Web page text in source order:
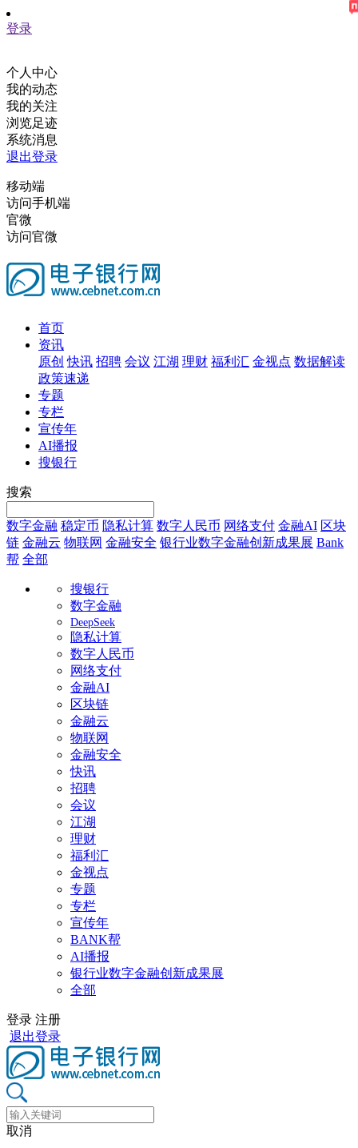
登录
个人中心
我的动态
我的关注
浏览足迹
系统消息
退出登录
移动端
访问手机端
官微
访问官微
首页
资讯
原创 快讯 招聘 会议 江湖 理财 福利汇 金视点 数据解读
政策速递
专题
专栏
宣传年
AI播报
搜银行
搜索
数字金融 稳定币 隐私计算 数字人民币 网络支付 金融AI 区块
链 金融云 物联网 金融安全 银行业数字金融创新成果展 Bank
帮 全部
搜银行
数字金融
DeepSeek
隐私计算
数字人民币
网络支付
金融AI
区块链
金融云
物联网
金融安全
快讯
招聘
会议
江湖
理财
福利汇
金视点
专题
专栏
宣传年
BANK帮
AI播报
银行业数字金融创新成果展
全部
登录 注册
退出登录
取消